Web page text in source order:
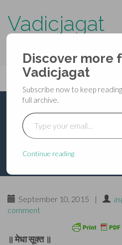
Vadicjagat
Primary
Menu
content
Vadicjagat
मेधा सूक्त
September 10, 2015 |
comment
॥ मेधा सूक्त ॥
Discover more
Vadicjagat
Subscribe now to keep
full archive.
Type your email…
Continue reading